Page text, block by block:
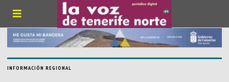
INFORMACIÓN REGIONAL